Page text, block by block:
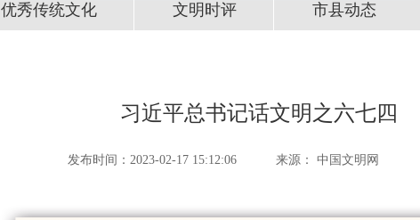
优秀传统文化 文明时评 市县动态
习近平总书记话文明之六七四
发布时间：2023-02-17 15:12:06 来源： 中国文明网